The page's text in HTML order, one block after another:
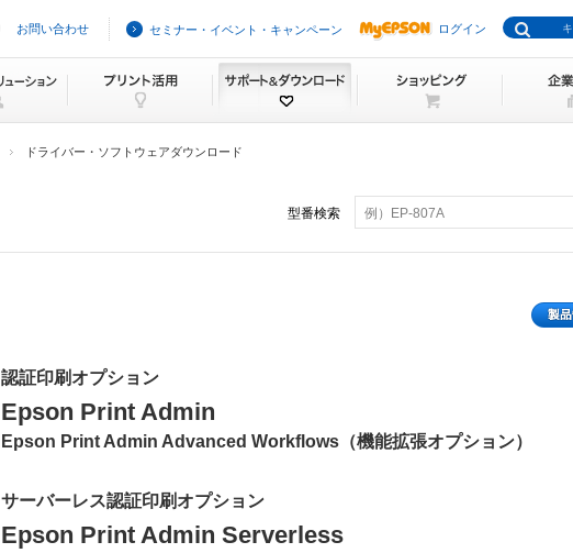
お問い合わせ セミナー・イベント・キャンペーン ログイン
ドライバー・ソフトウェアダウンロード
型番検索 例）EP-807A
認証印刷オプション
Epson Print Admin
Epson Print Admin Advanced Workflows（機能拡張オプション）
サーバーレス認証印刷オプション
Epson Print Admin Serverless